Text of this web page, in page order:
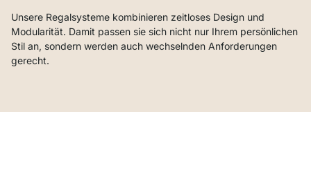
Unsere Regalsysteme kombinieren zeitloses Design und
Modularität. Damit passen sie sich nicht nur Ihrem persönlichen
Stil an, sondern werden auch wechselnden Anforderungen
gerecht.